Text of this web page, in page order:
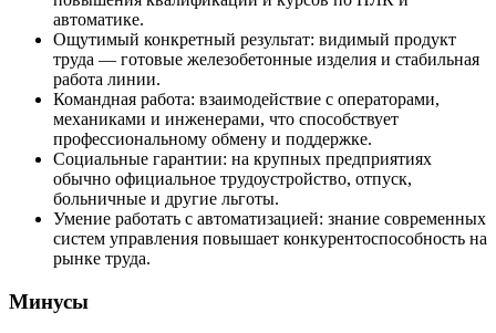
автоматике.
Ощутимый конкретный результат: видимый продукт
труда — готовые железобетонные изделия и стабильная
работа линии.
Командная работа: взаимодействие с операторами,
механиками и инженерами, что способствует
профессиональному обмену и поддержке.
Социальные гарантии: на крупных предприятиях
обычно официальное трудоустройство, отпуск,
больничные и другие льготы.
Умение работать с автоматизацией: знание современных
систем управления повышает конкурентоспособность на
рынке труда.
Минусы